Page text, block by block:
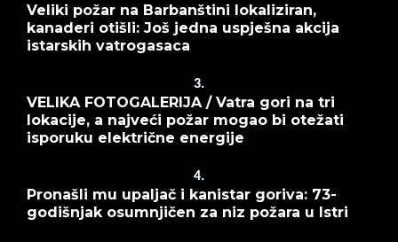
Veliki požar na Barbanštini lokaliziran,
kanaderi otišli: Još jedna uspješna akcija
istarskih vatrogasaca
3.
VELIKA FOTOGALERIJA / Vatra gori na tri
lokacije, a najveći požar mogao bi otežati
isporuku električne energije
4.
Pronašli mu upaljač i kanistar goriva: 73-
godišnjak osumnjičen za niz požara u Istri